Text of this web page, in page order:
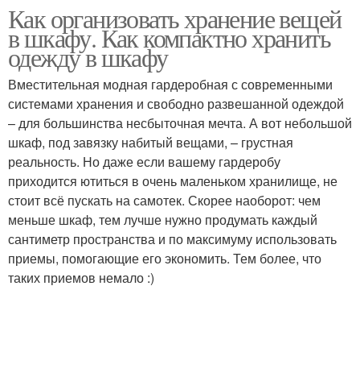
Как организовать хранение вещей
в шкафу. Как компактно хранить
одежду в шкафу
Вместительная модная гардеробная с современными
системами хранения и свободно развешанной одеждой
– для большинства несбыточная мечта. А вот небольшой
шкаф, под завязку набитый вещами, – грустная
реальность. Но даже если вашему гардеробу
приходится ютиться в очень маленьком хранилище, не
стоит всё пускать на самотек. Скорее наоборот: чем
меньше шкаф, тем лучше нужно продумать каждый
сантиметр пространства и по максимуму использовать
приемы, помогающие его экономить. Тем более, что
таких приемов немало :)